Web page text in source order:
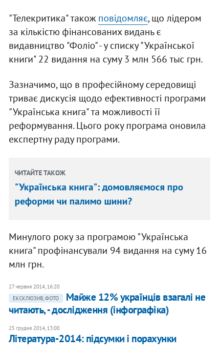
"Телекритика" також повідомляє, що лідером
за кількістю фінансованих видань є
видавництво "Фоліо" - у списку "Української
книги" 22 видання на суму 3 млн 566 тыс грн.
Зазначимо, що в професійному середовищі
триває дискусія щодо ефективності програми
"Українська книга" та можливості її
реформування. Цього року програма оновила
експертну раду програми.
ЧИТАЙТЕ ТАКОЖ
"Українська книга": домовляємося про
реформи чи палимо шини?
Минулого року за програмою "Українська
книга" профінансували 94 видання на суму 16
млн грн.
27 червня 2014, 16:20
ЕКСКЛЮЗИВ, ФОТО
Майже 12% українців взагалі не
читають, - дослідження (інфографіка)
25 грудня 2014, 13:00
Література-2014: підсумки і порахунки